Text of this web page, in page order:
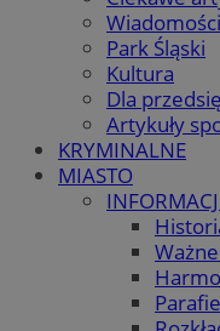
Park Śląski
Kultura
Dla
Artykuły
KRYMINALNE
MIASTO